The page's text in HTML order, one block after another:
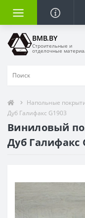
BMB.BY
Строительные и
отделочные
Напольные
Дуб Галифакс G1903
Виниловый
Дуб Галифакс